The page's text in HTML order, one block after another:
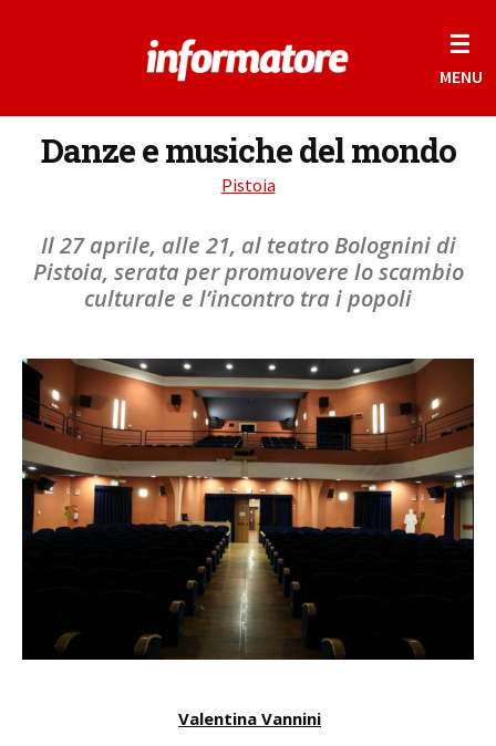
☰
MENU
Danze e musiche del mondo
Pistoia
Il 27 aprile, alle 21, al teatro Bolognini di
Pistoia, serata per promuovere lo scambio
culturale e l’incontro tra i popoli
Valentina Vannini